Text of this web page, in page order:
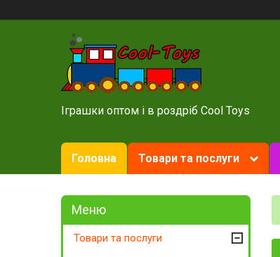
Іграшки оптом і в роздріб Cool Toys
Головна Товари та послуги
Товари та послуги